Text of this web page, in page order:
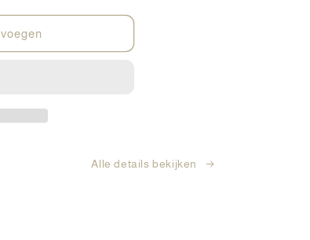
Alle details bekijken